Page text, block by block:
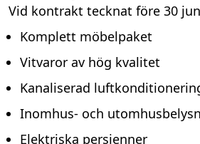
Vid kontrakt tecknat före 30
Komplett möbelpaket
Vitvaror av hög kvalitet
Kanaliserad
Inomhus- och
Elektriska persienner